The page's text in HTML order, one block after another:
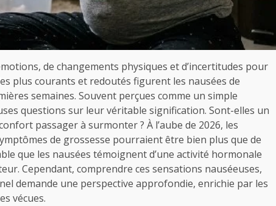
de changements physiques et d’incertitudes pour
plus courants et redoutés figurent les nausées de
semaines. Souvent perçues comme un simple
questions sur leur véritable signification. Sont-elles un
passager à surmonter ? À l’aube de 2026, les
de grossesse pourraient être bien plus que de
que les nausées témoignent d’une activité hormonale
Cependant, comprendre ces sensations nauséeuses,
demande une perspective approfondie, enrichie par les
vécues.